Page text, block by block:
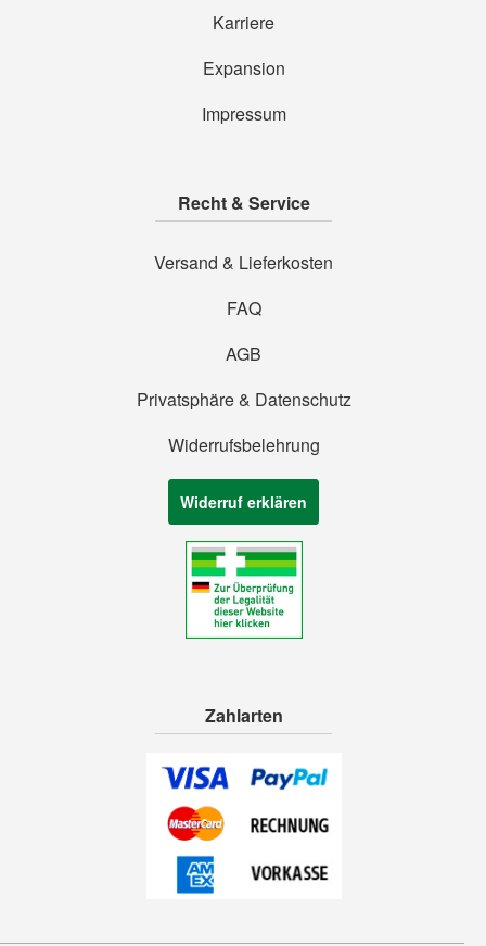
Karriere
Expansion
Impressum
Recht & Service
Versand & Lieferkosten
FAQ
AGB
Privatsphäre & Datenschutz
Widerrufsbelehrung
Widerruf erklären
Zahlarten